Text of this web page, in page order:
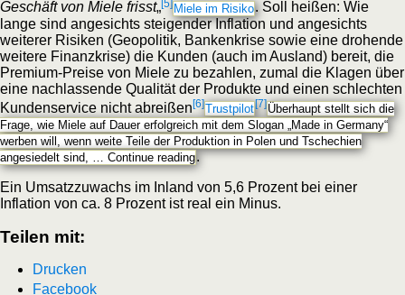
Geschäft von Miele frisst„[5]Miele im Risiko. Soll heißen: Wie
lange sind angesichts steigender Inflation und angesichts
weiterer Risiken (Geopolitik, Bankenkrise sowie eine drohende
weitere Finanzkrise) die Kunden (auch im Ausland) bereit, die
Premium-Preise von Miele zu bezahlen, zumal die Klagen über
eine nachlassende Qualität der Produkte und einen schlechten
Kundenservice nicht abreißen[6]Trustpilot[7]Überhaupt stellt sich die
Frage, wie Miele auf Dauer erfolgreich mit dem Slogan „Made in Germany“
werben will, wenn weite Teile der Produktion in Polen und Tschechien
angesiedelt sind, … Continue reading.
Ein Umsatzzuwachs im Inland von 5,6 Prozent bei einer
Inflation von ca. 8 Prozent ist real ein Minus.
Teilen mit:
Drucken
Facebook